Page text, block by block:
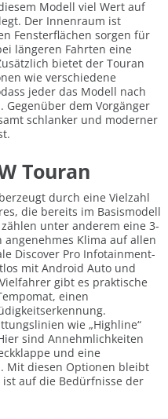
Modell viel Wert auf
Der Innenraum ist
Fensterflächen sorgen für
längeren Fahrten eine
bietet der Touran
wie verschiedene
jeder das Modell nach
Gegenüber dem Vorgänger
schlanker und moderner
Touran
durch eine Vielzahl
die bereits im Basismodell
unter anderem eine 3-
Klima auf allen
Discover Pro Infotainment-
mit Android Auto und
gibt es praktische
einen
wie „Highline“
sind Annehmlichkeiten
und eine
Mit diesen Optionen bleibt
auf die Bedürfnisse der